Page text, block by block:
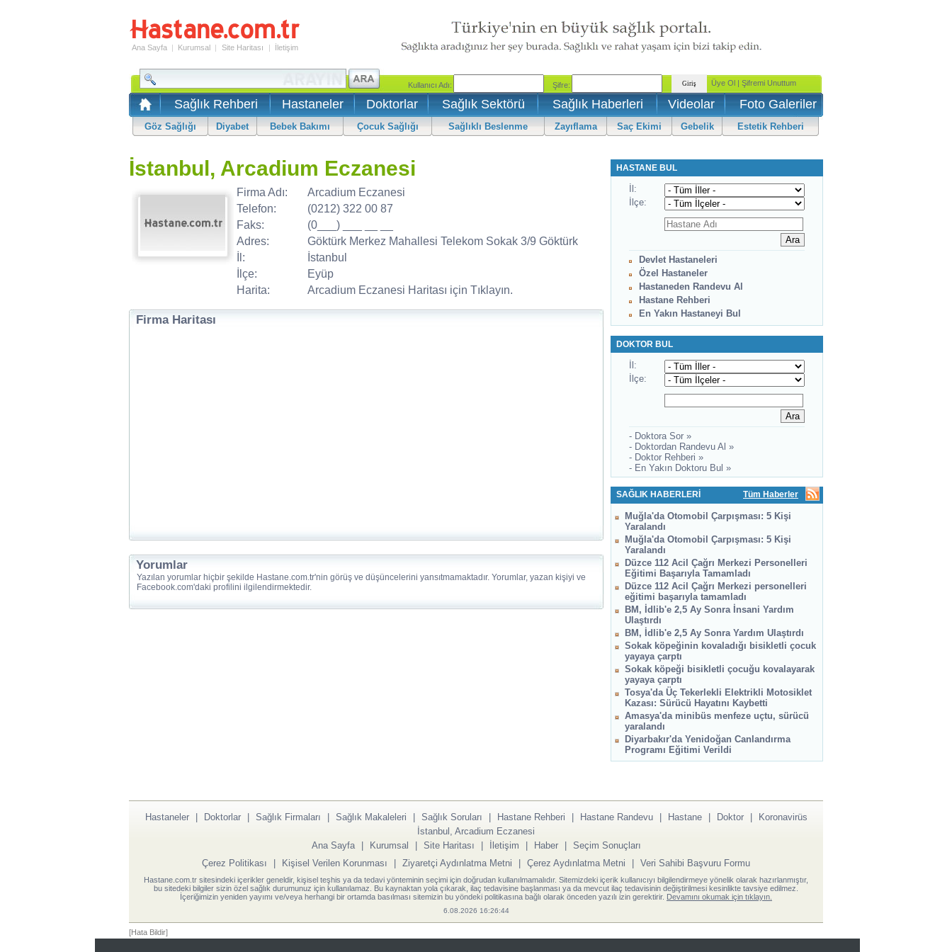
Ana Sayfa | Kurumsal | Site Haritası | İletişim
Sağlık Rehberi Hastaneler Doktorlar Sağlık Sektörü Sağlık Haberleri Videolar Foto Galeriler
Göz Sağlığı Diyabet Bebek Bakımı Çocuk Sağlığı Sağlıklı Beslenme Zayıflama Saç Ekimi Gebelik Estetik Rehberi
İstanbul, Arcadium Eczanesi
Firma Adı:
Arcadium Eczanesi
Telefon:
(0212) 322 00 87
Faks:
(0___) ___ __ __
Adres:
Göktürk Merkez Mahallesi Telekom Sokak 3/9 Göktürk
İl:
İstanbul
İlçe:
Eyüp
Harita:
Arcadium Eczanesi Haritası için Tıklayın.
Firma Haritası
Yorumlar
Yazılan yorumlar hiçbir şekilde Hastane.com.tr'nin görüş ve düşüncelerini yansıtmamaktadır. Yorumlar, yazan kişiyi ve
Facebook.com'daki profilini ilgilendirmektedir.
HASTANE BUL
İl:
İlçe:
Devlet Hastaneleri
Özel Hastaneler
Hastaneden Randevu Al
Hastane Rehberi
En Yakın Hastaneyi Bul
DOKTOR BUL
İl:
İlçe:
- Doktora Sor »
- Doktordan Randevu Al »
- Doktor Rehberi »
- En Yakın Doktoru Bul »
SAĞLIK HABERLERİ Tüm Haberler
Muğla'da Otomobil Çarpışması: 5 Kişi
Yaralandı
Muğla'da Otomobil Çarpışması: 5 Kişi
Yaralandı
Düzce 112 Acil Çağrı Merkezi Personelleri
Eğitimi Başarıyla Tamamladı
Düzce 112 Acil Çağrı Merkezi personelleri
eğitimi başarıyla tamamladı
BM, İdlib'e 2,5 Ay Sonra İnsani Yardım
Ulaştırdı
BM, İdlib'e 2,5 Ay Sonra Yardım Ulaştırdı
Sokak köpeğinin kovaladığı bisikletli çocuk
yayaya çarptı
Sokak köpeği bisikletli çocuğu kovalayarak
yayaya çarptı
Tosya'da Üç Tekerlekli Elektrikli Motosiklet
Kazası: Sürücü Hayatını Kaybetti
Amasya'da minibüs menfeze uçtu, sürücü
yaralandı
Diyarbakır'da Yenidoğan Canlandırma
Programı Eğitimi Verildi
Hastaneler | Doktorlar | Sağlık Firmaları | Sağlık Makaleleri | Sağlık Soruları | Hastane Rehberi | Hastane Randevu | Hastane | Doktor |
Koronavirüs
İstanbul, Arcadium Eczanesi
Ana Sayfa
| Kurumsal | Site Haritası | İletişim | Haber | Seçim Sonuçları
Çerez Politikası
| Kişisel Verilen Korunması | Ziyaretçi Aydınlatma Metni | Çerez Aydınlatma Metni | Veri Sahibi Başvuru Formu
Hastane.com.tr sitesindeki içerikler geneldir, kişisel teşhis ya da tedavi yönteminin seçimi için doğrudan kullanılmamalıdır. Sitemizdeki içerik kullanıcıyı bilgilendirmeye yönelik olarak hazırlanmıştır,
bu sitedeki bilgiler sizin özel sağlık durumunuz için kullanılamaz. Bu kaynaktan yola çıkarak, ilaç tedavisine başlanması ya da mevcut ilaç tedavisinin değiştirilmesi kesinlikte tavsiye edilmez.
İçeriğimizin yeniden yayımı ve/veya herhangi bir ortamda basılması sitemizin bu yöndeki politikasına bağlı olarak önceden yazılı izin gerektirir. Devamını okumak için tıklayın.
6.08.2026 16:26:44
[Hata Bildir]